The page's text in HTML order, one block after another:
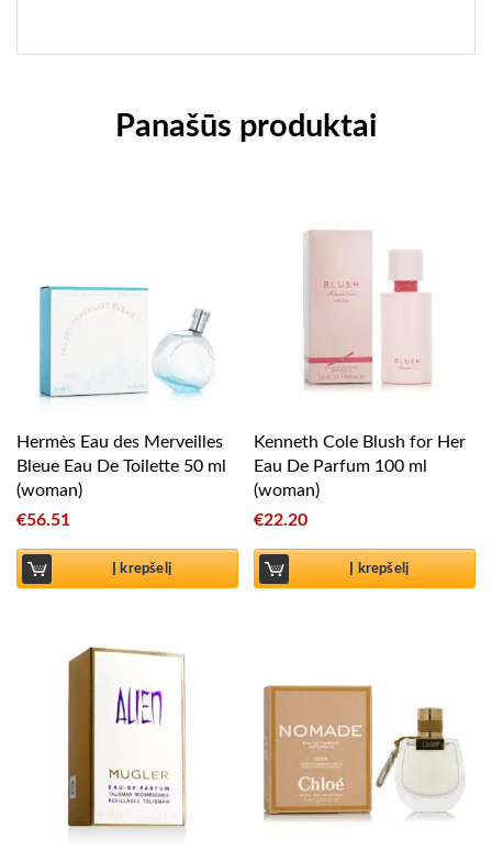
Panašūs produktai
Hermès Eau des Merveilles
Bleue Eau De Toilette 50 ml
(woman)
€56.51
Į krepšelį
Kenneth Cole Blush for Her
Eau De Parfum 100 ml
(woman)
€22.20
Į krepšelį